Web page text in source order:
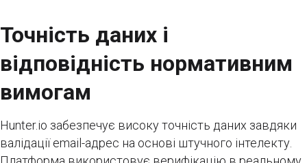
Точність даних і
відповідність нормативним
вимогам
Hunter.io забезпечує високу точність даних завдяки
валідації email-адрес на основі штучного інтелекту.